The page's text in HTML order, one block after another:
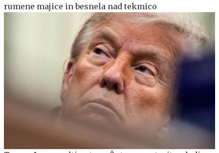
rumene majice in besnela nad tekmico